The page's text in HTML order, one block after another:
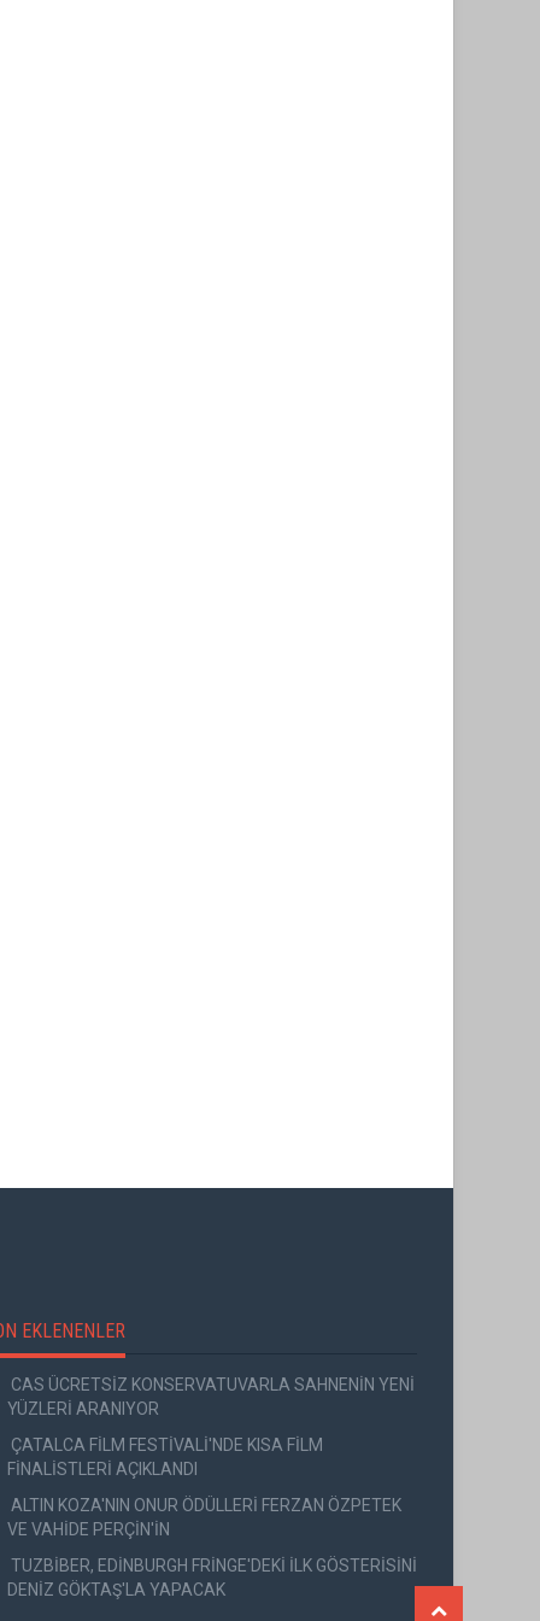
EKLENENLER
CAS ÜCRETSİZ KONSERVATUVARLA SAHNENİN YENİ
YÜZLERİ ARANIYOR
ÇATALCA FİLM FESTİVALİ'NDE KISA FİLM
FİNALİSTLERİ AÇIKLANDI
ALTIN KOZA'NIN ONUR ÖDÜLLERİ FERZAN ÖZPETEK
VE VAHİDE PERÇİN'İN
TUZBİBER, EDİNBURGH FRİNGE'DEKİ İLK GÖSTERİSİNİ
DENİZ GÖKTAŞ'LA YAPACAK